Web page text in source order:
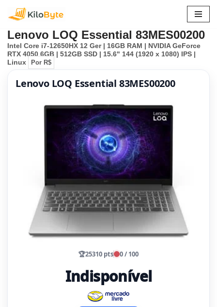
para
o
conteúdo
Lenovo LOQ Essential 83MES00200
Intel Core i7-12650HX 12 Ger | 16GB RAM | NVIDIA GeForce
RTX 4050 6GB | 512GB SSD | 15.6" 144 (1920 x 1080) IPS |
Linux
Por R$
Lenovo LOQ Essential 83MES00200
🏆25310 pts 0 / 100
Indisponível